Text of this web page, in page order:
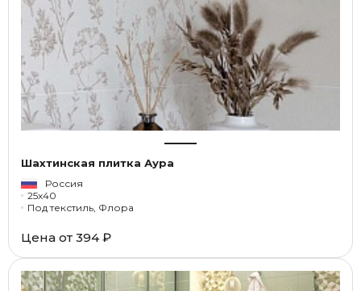
Шахтинская плитка Аура
Россия
25x40
Под текстиль, Флора
Цена от 394 ₽